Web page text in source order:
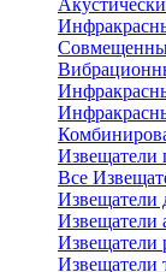
Извещатели
Все
Извещатели
Извещатели
Извещатели
Извещатели